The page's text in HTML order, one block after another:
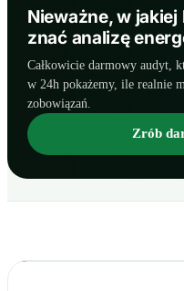
Nieważne, w
znać analizę
Całkowicie darmowy audyt,
w 24h pokażemy, ile realnie
zobowiązań.
Zrób
Wyróżnione case
Elegancki hotel o zmierzchu